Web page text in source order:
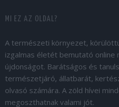
MI EZ AZ OLDAL?
A természeti környezet,
izgalmas életét bemutató online
újdonságot. Barátságos és
természetjáró, állatbarát,
olvasó számára. A zöld hívei
megoszthatnak valami jót.